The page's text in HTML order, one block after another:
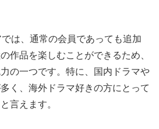
は、通常の会員であっても追加
作品を楽しむことができるため、
の一つです。特に、国内ドラマや
く、海外ドラマ好きの方にとって
言えます。